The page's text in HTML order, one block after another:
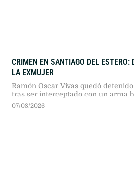
CRIMEN EN SANTIAGO DEL ESTERO:
LA EXMUJER
Ramón Oscar Vivas quedó
tras ser interceptado con un arma
contra la expareja de su novia.
07/08/2026